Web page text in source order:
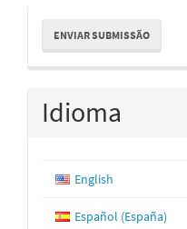
Enviar
Submissão
ENVIAR SUBMISSÃO
Idioma
English
Español (España)